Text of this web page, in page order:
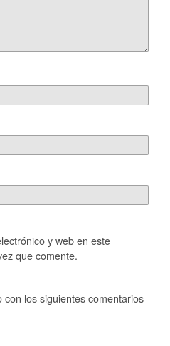
y web en este
que comente.
los siguientes comentarios